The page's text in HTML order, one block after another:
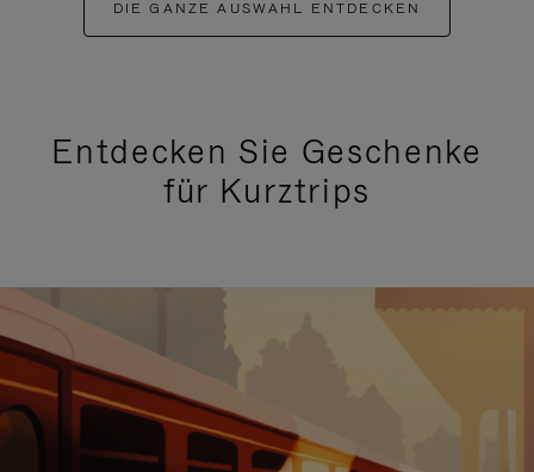
DIE GANZE AUSWAHL ENTDECKEN
Entdecken Sie Geschenke
für Kurztrips